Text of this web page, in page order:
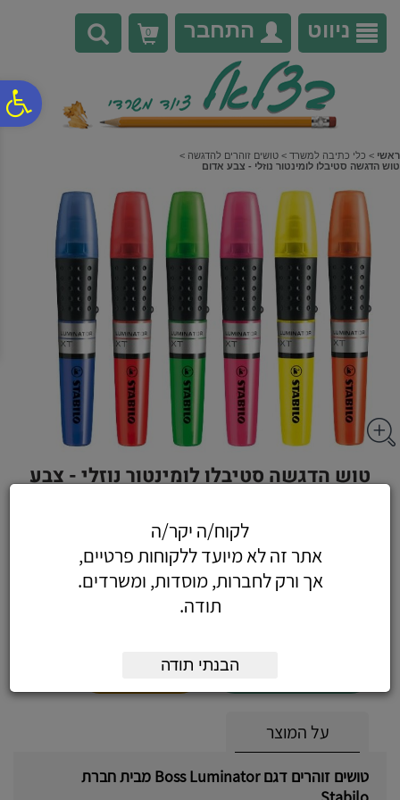
נגישות
אתר
המרכזי
ניווט התחבר 0
ראשי > כלי כתיבה למשרד > טושים זוהרים להדגשה >
טוש הדגשה סטיבלו לומינטור נוזלי - צבע אדום
טוש הדגשה סטיבלו לומינטור נוזלי - צבע
הזמן עכשיו
על המוצר
טושים זוהרים דגם Boss Luminator מבית חברת
לקוח/ה יקר/ה
אתר זה לא מיועד ללקוחות פרטיים,
אך ורק לחברות, מוסדות, ומשרדים.
תודה.
הבנתי תודה